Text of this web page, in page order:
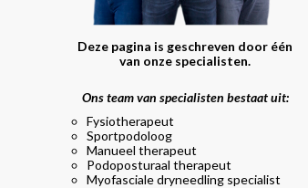
Deze pagina is geschreven door één
van onze specialisten.
Ons team van specialisten bestaat uit:
Fysiotherapeut
Sportpodoloog
Manueel therapeut
Podoposturaal therapeut
Myofasciale dryneedling specialist